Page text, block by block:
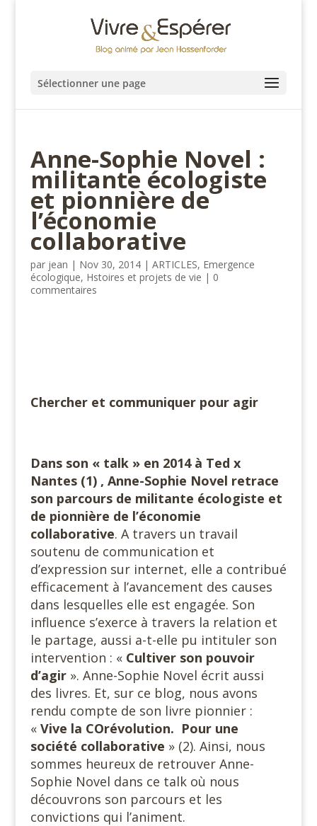
Sélectionner une page
Anne-Sophie Novel :
militante écologiste
et pionnière de
l’économie
collaborative
par jean | Nov 30, 2014| ARTICLES, Emergence
écologique, Hstoires et projets de vie | 0
commentaires
Chercher et communiquer pour agir
Dans son « talk » en 2014 à Ted x
Nantes (1) , Anne-Sophie Novel retrace
son parcours de militante écologiste et
de pionnière de l’économie
collaborative. A travers un travail
soutenu de communication et
d’expression sur internet, elle a contribué
efficacement à l’avancement des causes
dans lesquelles elle est engagée. Son
influence s’exerce à travers la relation et
le partage, aussi a-t-elle pu intituler son
intervention : « Cultiver son pouvoir
d’agir». Anne-Sophie Novel écrit aussi
des livres. Et, sur ce blog, nous avons
rendu compte de son livre pionnier :
« Vive la COrévolution. Pour une
société collaborative » (2). Ainsi, nous
sommes heureux de retrouver Anne-
Sophie Novel dans ce talk où nous
découvrons son parcours et les
convictions qui l’animent.